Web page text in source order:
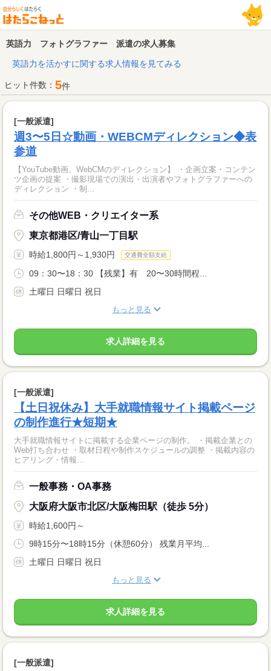
英語力 フォトグラファー 派遣の求人募集
英語力を活かすに関する求人情報を見てみる
ヒット件数： 5件
[一般派遣]
週3〜5日☆動画・WEBCMディレクション◆表
参道
【YouTube動画、WebCMのディレクション】 ・企画立案・コンテン
ツ企画の提案 ・撮影現場での演出・出演者やフォトグラファーへの
ディレクション ・制...
その他WEB・クリエイター系
東京都港区/青山一丁目駅
時給1,800円～1,930円 交通費全額支給
09：30〜18：30 【残業】有 20〜30時間程...
土曜日 日曜日 祝日
もっと見る
求人詳細を見る
[一般派遣]
【土日祝休み】大手就職情報サイト掲載ページ
の制作進行★短期★
大手就職情報サイトに掲載する企業ページの制作。 ・掲載企業との
Web打ち合わせ ・取材日程や制作スケジュールの調整 ・掲載内容の
ヒアリング・情報...
一般事務・OA事務
大阪府大阪市北区/大阪梅田駅（徒歩 5分）
時給1,600円～
9時15分〜18時15分（休憩60分） 残業月平均...
土曜日 日曜日 祝日
もっと見る
求人詳細を見る
[一般派遣]